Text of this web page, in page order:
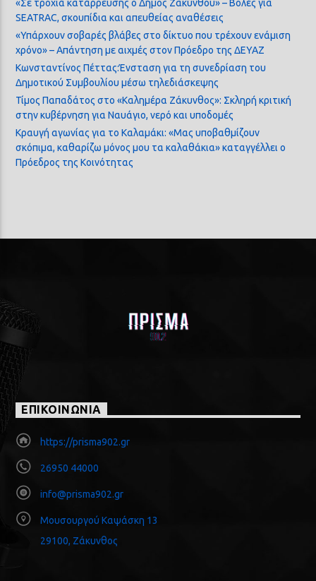
«Σε τροχιά κατάρρευσης ο Δήμος Ζακύνθου» – Βολές για
SEATRAC, σκουπίδια και απευθείας αναθέσεις
«Υπάρχουν σοβαρές βλάβες στο δίκτυο που τρέχουν ενάμιση
χρόνο» – Απάντηση με αιχμές στον Πρόεδρο της ΔΕΥΑΖ
Κωνσταντίνος Πέττας:Ένσταση για τη συνεδρίαση του
Δημοτικού Συμβουλίου μέσω τηλεδιάσκεψης
Τίμος Παπαδάτος στο «Καλημέρα Ζάκυνθος»: Σκληρή κριτική
στην κυβέρνηση για Ναυάγιο, νερό και υποδομές
Κραυγή αγωνίας για το Καλαμάκι: «Μας υποβαθμίζουν
σκόπιμα, καθαρίζω μόνος μου τα καλαθάκια» καταγγέλλει ο
Πρόεδρος της Κοινότητας
ΕΠΙΚΟΙΝΩΝΙΑ
https://prisma902.gr
26950 44000
info@prisma902.gr
Μουσουργού Καψάσκη 13
29100, Ζάκυνθος